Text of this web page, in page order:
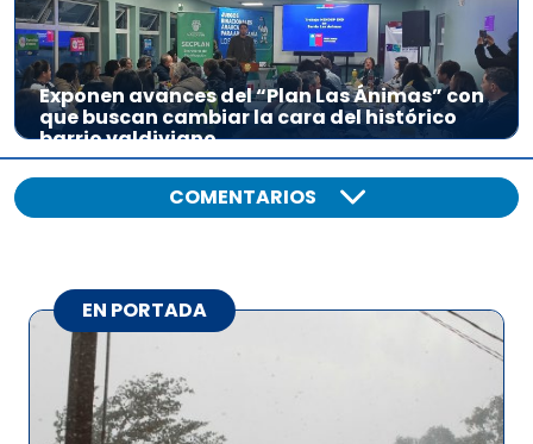
Exponen avances del “Plan Las Ánimas” con
que buscan cambiar la cara del histórico
barrio valdiviano
COMENTARIOS
EN PORTADA